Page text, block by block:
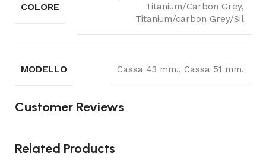
COLORE
Titanium/Carbon Grey,
Titanium/carbon Grey/Sil
MODELLO Cassa 43 mm., Cassa 51 mm.
Customer Reviews
Related Products